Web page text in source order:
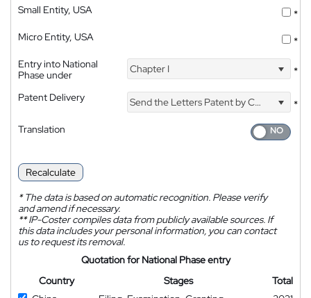
Small Entity, USA
*
Micro Entity, USA
*
Entry into National
Phase under
Chapter I *
Patent Delivery Send the Letters Patent by Courier
*
Translation
Recalculate
*The data is based on automatic recognition. Please verify
and amend if necessary.
**IP-Coster compiles data from publicly available sources. If
this data includes your personal information, you can contact
us to request its removal.
Quotation for National Phase entry
Country
Stages
Total